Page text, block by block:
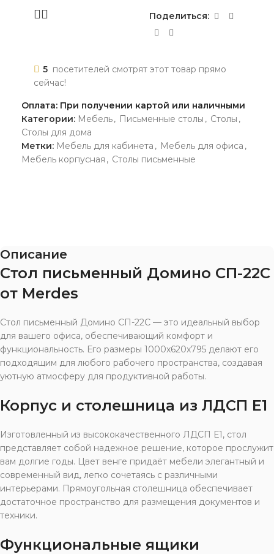
Поделиться:
5 посетителей смотрят этот товар прямо
сейчас!
Оплата: При получении картой или наличными
Категории: Мебель, Письменные столы , Столы ,
Столы для дома
Метки: Мебель для кабинета , Мебель для офиса ,
Мебель корпусная , Столы письменные
Описание
Стол письменный Домино СП-22С
от Merdes
Стол письменный Домино СП-22С — это идеальный выбор
для вашего офиса, обеспечивающий комфорт и
функциональность. Его размеры 1000x620x795 делают его
подходящим для любого рабочего пространства, создавая
уютную атмосферу для продуктивной работы.
Корпус и столешница из ЛДСП Е1
Изготовленный из высококачественного ЛДСП Е1, стол
представляет собой надежное решение, которое прослужит
вам долгие годы. Цвет венге придаёт мебели элегантный и
современный вид, легко сочетаясь с различными
интерьерами. Прямоугольная столешница обеспечивает
достаточное пространство для размещения документов и
техники.
Функциональные ящики